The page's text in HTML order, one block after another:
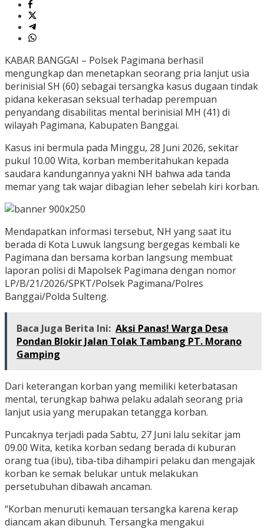
KABAR BANGGAI – Polsek Pagimana berhasil
mengungkap dan menetapkan seorang pria lanjut usia
berinisial SH (60) sebagai tersangka kasus dugaan tindak
pidana kekerasan seksual terhadap perempuan
penyandang disabilitas mental berinisial MH (41) di
wilayah Pagimana, Kabupaten Banggai.
Kasus ini bermula pada Minggu, 28 Juni 2026, sekitar
pukul 10.00 Wita, korban memberitahukan kepada
saudara kandungannya yakni NH bahwa ada tanda
memar yang tak wajar dibagian leher sebelah kiri korban.
Mendapatkan informasi tersebut, NH yang saat itu
berada di Kota Luwuk langsung bergegas kembali ke
Pagimana dan bersama korban langsung membuat
laporan polisi di Mapolsek Pagimana dengan nomor
LP/B/21/2026/SPKT/Polsek Pagimana/Polres
Banggai/Polda Sulteng.
Baca Juga Berita Ini: Aksi Panas! Warga Desa
Pondan Blokir Jalan Tolak Tambang PT. Morano
Gamping
Dari keterangan korban yang memiliki keterbatasan
mental, terungkap bahwa pelaku adalah seorang pria
lanjut usia yang merupakan tetangga korban.
Puncaknya terjadi pada Sabtu, 27 Juni lalu sekitar jam
09.00 Wita, ketika korban sedang berada di kuburan
orang tua (ibu), tiba-tiba dihampiri pelaku dan mengajak
korban ke semak belukar untuk melakukan
persetubuhan dibawah ancaman.
“Korban menuruti kemauan tersangka karena kerap
diancam akan dibunuh. Tersangka mengakui